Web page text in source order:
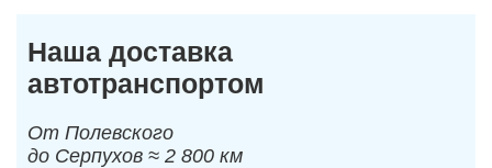
Наша доставка
автотранспортом
От Полевского
до Серпухов ≈ 2 800 км